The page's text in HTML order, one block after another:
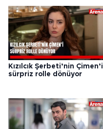
Kızılcık Şerbeti’nin Çimen’i
sürpriz rolle dönüyor